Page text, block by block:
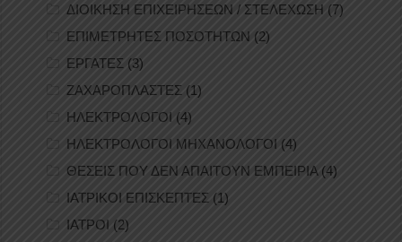
ΔΙΟΙΚΗΣΗ ΕΠΙΧΕΙΡΗΣΕΩΝ / ΣΤΕΛΕΧΩΣΗ (7)
ΕΠΙΜΕΤΡΗΤΕΣ ΠΟΣΟΤΗΤΩΝ (2)
ΕΡΓΑΤΕΣ (3)
ΖΑΧΑΡΟΠΛΑΣΤΕΣ (1)
ΗΛΕΚΤΡΟΛΟΓΟΙ (4)
ΗΛΕΚΤΡΟΛΟΓΟΙ ΜΗΧΑΝΟΛΟΓΟΙ (4)
ΘΕΣΕΙΣ ΠΟΥ ΔΕΝ ΑΠΑΙΤΟΥΝ ΕΜΠΕΙΡΙΑ(4)
ΙΑΤΡΙΚΟΙ ΕΠΙΣΚΕΠΤΕΣ (1)
ΙΑΤΡΟΙ (2)